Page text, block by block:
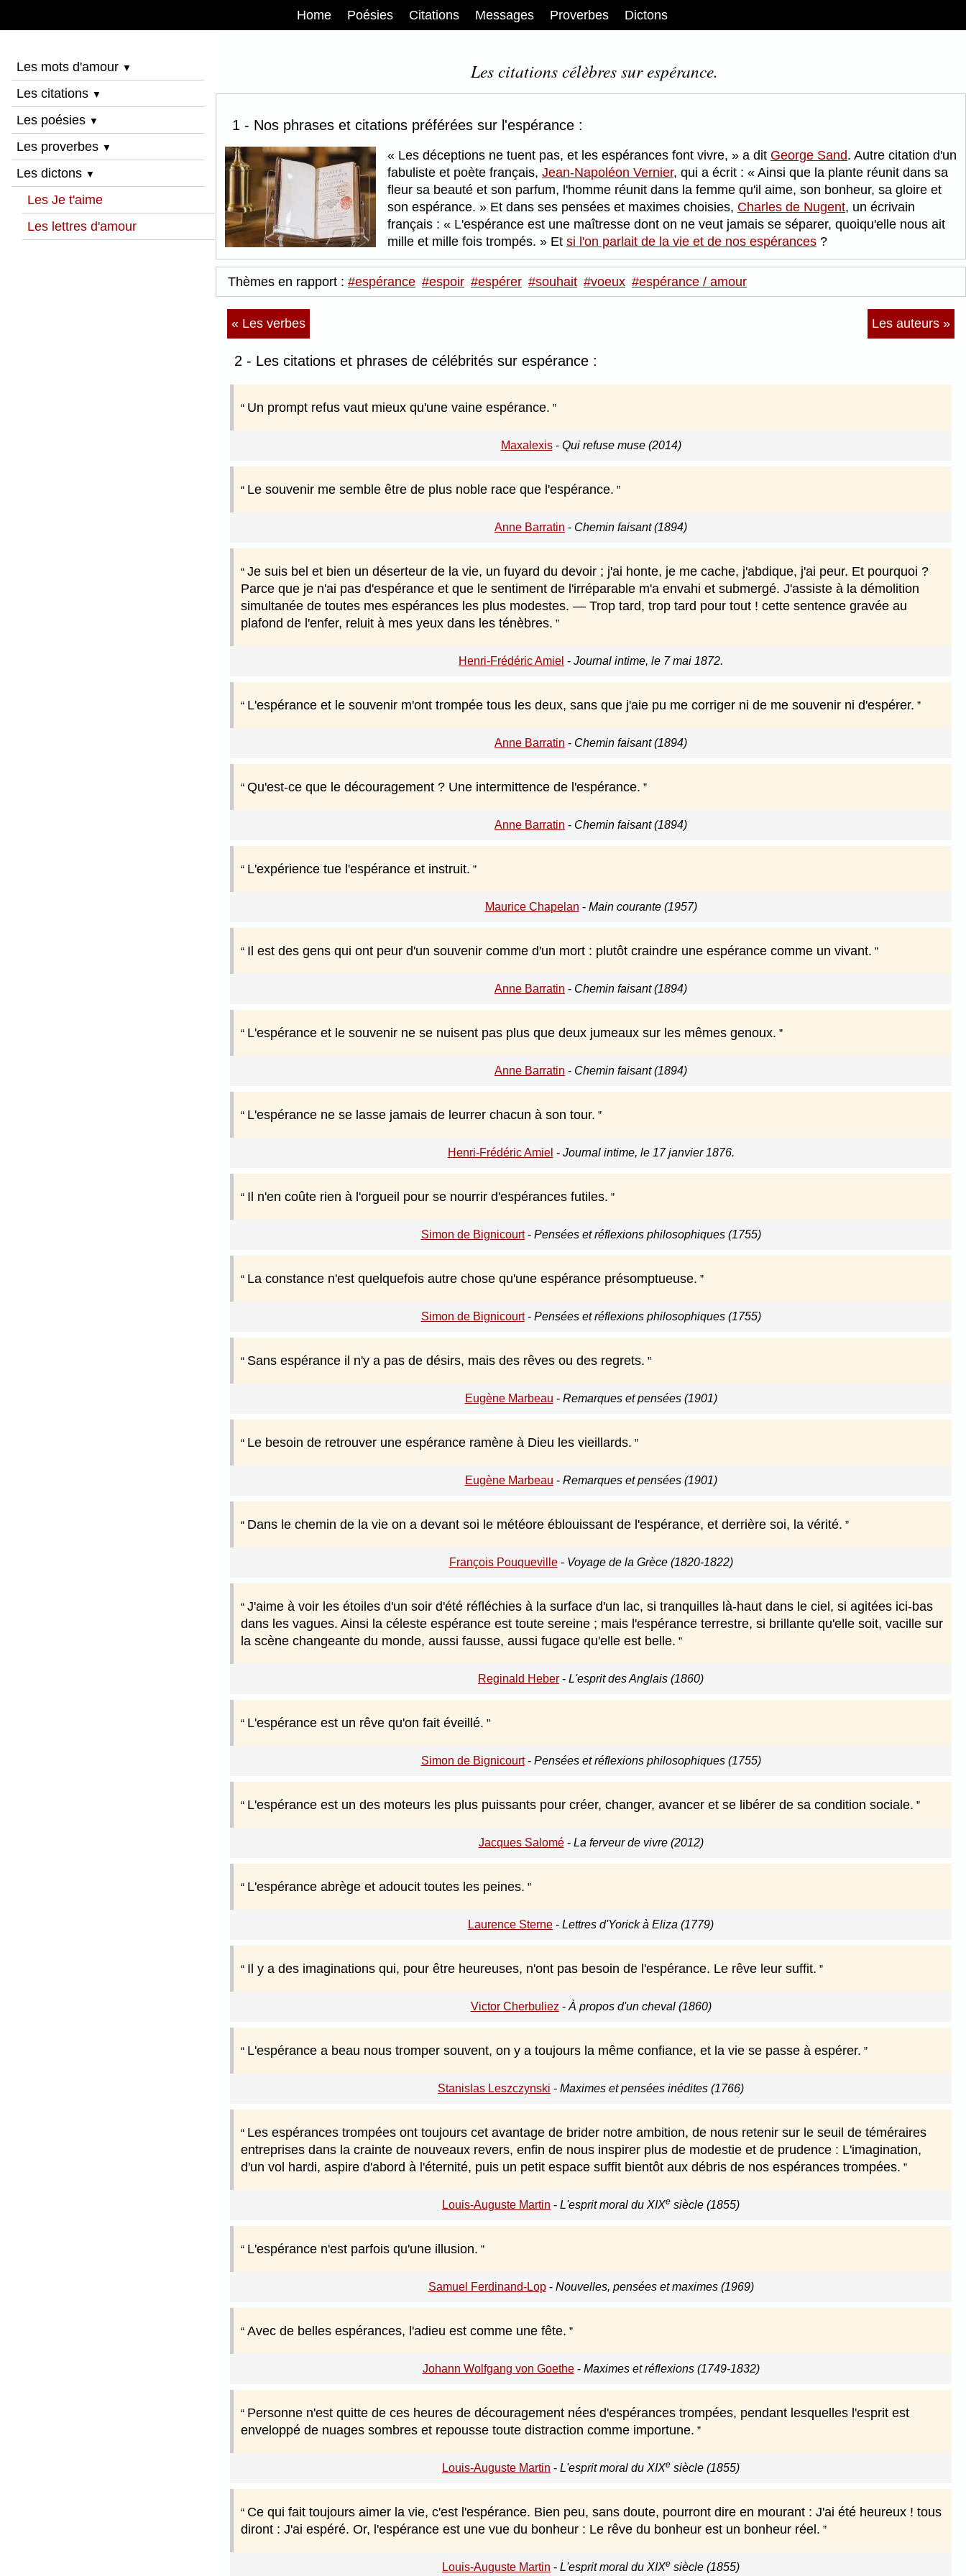
Home Poésies Citations Messages Proverbes Dictons
Les mots d'amour ▼
Les citations ▼
Les poésies ▼
Les proverbes ▼
Les dictons ▼
Les Je t'aime
Les lettres d'amour
Les citations célèbres sur espérance.
1 - Nos phrases et citations préférées sur l'espérance :
Les déceptions ne tuent pas, et les espérances font vivre, a dit George Sand. Autre citation d'un
fabuliste et poète français, Jean-Napoléon Vernier, qui a écrit :
Ainsi que la plante réunit dans sa
fleur sa beauté et son parfum, l'homme réunit dans la femme qu'il aime, son bonheur, sa gloire et
son espérance.
Et dans ses pensées et maximes choisies, Charles de Nugent, un écrivain
français :
L'espérance est une maîtresse dont on ne veut jamais se séparer, quoiqu'elle nous ait
mille et mille fois trompés.
Et si l'on parlait de la vie et de nos espérances ?
Thèmes en rapport : #espérance #espoir #espérer #souhait #voeux #espérance / amour
« Les verbes Les auteurs »
2 - Les citations et phrases de célébrités sur espérance :
Un prompt refus vaut mieux qu'une vaine espérance.
Maxalexis- Qui refuse muse (2014)
Le souvenir me semble être de plus noble race que l'espérance.
Anne Barratin - Chemin faisant (1894)
Je suis bel et bien un déserteur de la vie, un fuyard du devoir ; j'ai honte, je me cache, j'abdique, j'ai peur. Et pourquoi ?
Parce que je n'ai pas d'espérance et que le sentiment de l'irréparable m'a envahi et submergé. J'assiste à la démolition
simultanée de toutes mes espérances les plus modestes. — Trop tard, trop tard pour tout ! cette sentence gravée au
plafond de l'enfer, reluit à mes yeux dans les ténèbres.
Henri-Frédéric Amiel - Journal intime, le 7 mai 1872.
L'espérance et le souvenir m'ont trompée tous les deux, sans que j'aie pu me corriger ni de me souvenir ni d'espérer.
Anne Barratin - Chemin faisant (1894)
Qu'est-ce que le découragement ? Une intermittence de l'espérance.
Anne Barratin - Chemin faisant (1894)
L'expérience tue l'espérance et instruit.
Maurice Chapelan - Main courante (1957)
Il est des gens qui ont peur d'un souvenir comme d'un mort : plutôt craindre une espérance comme un vivant.
Anne Barratin - Chemin faisant (1894)
L'espérance et le souvenir ne se nuisent pas plus que deux jumeaux sur les mêmes genoux.
Anne Barratin - Chemin faisant (1894)
L'espérance ne se lasse jamais de leurrer chacun à son tour.
Henri-Frédéric Amiel - Journal intime, le 17 janvier 1876.
Il n'en coûte rien à l'orgueil pour se nourrir d'espérances futiles.
Simon de Bignicourt- Pensées et réflexions philosophiques (1755)
La constance n'est quelquefois autre chose qu'une espérance présomptueuse.
Simon de Bignicourt- Pensées et réflexions philosophiques (1755)
Sans espérance il n'y a pas de désirs, mais des rêves ou des regrets.
Eugène Marbeau - Remarques et pensées (1901)
Le besoin de retrouver une espérance ramène à Dieu les vieillards.
Eugène Marbeau - Remarques et pensées (1901)
Dans le chemin de la vie on a devant soi le météore éblouissant de l'espérance, et derrière soi, la vérité.
François Pouqueville- Voyage de la Grèce (1820-1822)
J'aime à voir les étoiles d'un soir d'été réfléchies à la surface d'un lac, si tranquilles là-haut dans le ciel, si agitées ici-bas
dans les vagues. Ainsi la céleste espérance est toute sereine ; mais l'espérance terrestre, si brillante qu'elle soit, vacille sur
la scène changeante du monde, aussi fausse, aussi fugace qu'elle est belle.
Reginald Heber - L'esprit des Anglais (1860)
L'espérance est un rêve qu'on fait éveillé.
Simon de Bignicourt- Pensées et réflexions philosophiques (1755)
L'espérance est un des moteurs les plus puissants pour créer, changer, avancer et se libérer de sa condition sociale.
Jacques Salomé- La ferveur de vivre (2012)
L'espérance abrège et adoucit toutes les peines.
Laurence Sterne - Lettres d'Yorick à Eliza (1779)
Il y a des imaginations qui, pour être heureuses, n'ont pas besoin de l'espérance. Le rêve leur suffit.
Victor Cherbuliez - À propos d'un cheval (1860)
L'espérance a beau nous tromper souvent, on y a toujours la même confiance, et la vie se passe à espérer.
Stanislas Leszczynski - Maximes et pensées inédites (1766)
Les espérances trompées ont toujours cet avantage de brider notre ambition, de nous retenir sur le seuil de téméraires
entreprises dans la crainte de nouveaux revers, enfin de nous inspirer plus de modestie et de prudence : L'imagination,
d'un vol hardi, aspire d'abord à l'éternité, puis un petit espace suffit bientôt aux débris de nos espérances trompées.
Louis-Auguste Martin - L'esprit moral du XIXe siècle (1855)
L'espérance n'est parfois qu'une illusion.
Samuel Ferdinand-Lop- Nouvelles, pensées et maximes (1969)
Avec de belles espérances, l'adieu est comme une fête.
Johann Wolfgang von Goethe- Maximes et réflexions (1749-1832)
Personne n'est quitte de ces heures de découragement nées d'espérances trompées, pendant lesquelles l'esprit est
enveloppé de nuages sombres et repousse toute distraction comme importune.
Louis-Auguste Martin - L'esprit moral du XIXe siècle (1855)
Ce qui fait toujours aimer la vie, c'est l'espérance. Bien peu, sans doute, pourront dire en mourant : J'ai été heureux ! tous
diront : J'ai espéré. Or, l'espérance est une vue du bonheur : Le rêve du bonheur est un bonheur réel.
Louis-Auguste Martin - L'esprit moral du XIXe siècle (1855)